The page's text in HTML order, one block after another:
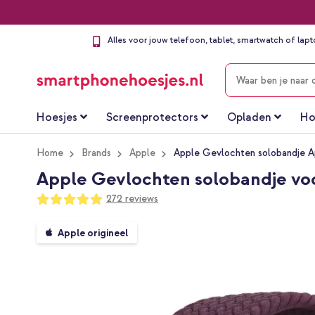
Alles voor jouw telefoon, tablet, smartwatch of
ZOEKEN
Hoesjes Screenprotectors Opladen
Home Brands Apple Apple Gevlochten solobandje
Apple Gevlochten solobandje
Waardering:
98
100
272 reviews
Ga
naar
Apple origineel